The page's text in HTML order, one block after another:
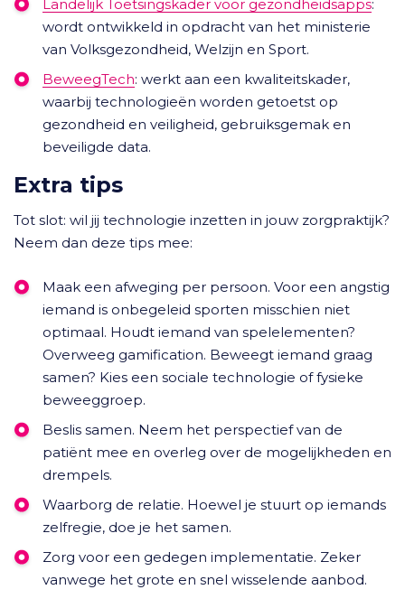
Landelijk Toetsingskader voor gezondheidsapps:
wordt ontwikkeld in opdracht van het ministerie
van Volksgezondheid, Welzijn en Sport.
BeweegTech: werkt aan een kwaliteitskader,
waarbij technologieën worden getoetst op
gezondheid en veiligheid, gebruiksgemak en
beveiligde data.
Extra tips
Tot slot: wil jij technologie inzetten in jouw zorgpraktijk?
Neem dan deze tips mee:
Maak een afweging per persoon. Voor een angstig
iemand is onbegeleid sporten misschien niet
optimaal. Houdt iemand van spelelementen?
Overweeg gamification. Beweegt iemand graag
samen? Kies een sociale technologie of fysieke
beweeggroep.
Beslis samen. Neem het perspectief van de
patiënt mee en overleg over de mogelijkheden en
drempels.
Waarborg de relatie. Hoewel je stuurt op iemands
zelfregie, doe je het samen.
Zorg voor een gedegen implementatie. Zeker
vanwege het grote en snel wisselende aanbod.